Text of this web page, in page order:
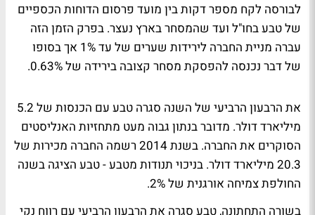
לבורסה לקח מספר דקות בין מועד פרסום הדוחות הכספיים
של טבע בחו"ל ועד שהמסחר בארץ נעצר. בפרק הזמן הזה
עברה מניית החברה לירידות שערים של עד 1% אך בסופו
של דבר נכנסה להפסקת מסחר קצובה בירידה של 0.63%.
את הרבעון הרביעי של השנה סגרה טבע עם הכנסות של 5.2
מיליארד דולר. מדובר בנתון גבוה מעט מתחזיות האנליסטים
הסוקרים את החברה. בשנת 2014 רשמה החברה מכירות של
20.3 מיליארד דולר. בניכוי תנודות מטבע - טבע הציגה בשנה
החולפת צמיחה אורגנית של 2%.
בשורה התחתונה, טבע סגרה את הרבעון הרביעי עם רווח נקי